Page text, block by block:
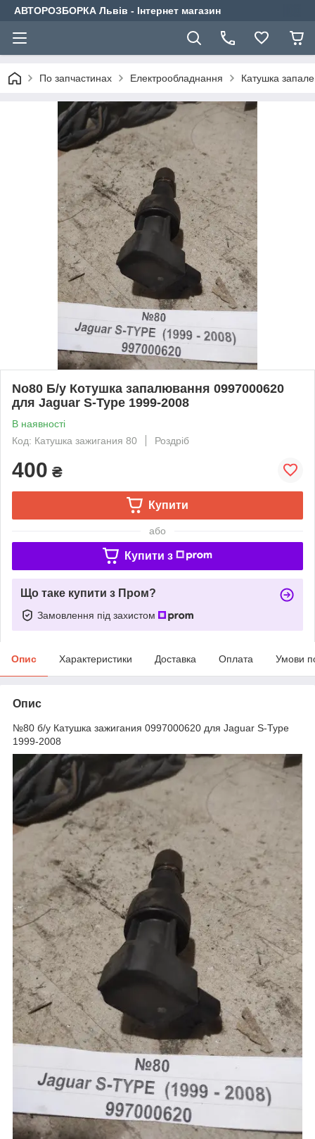
АВТОРОЗБОРКА Львів - Інтернет магазин
По запчастинах Електрообладнання Катушка
No80 Б/у Котушка запалювання 0997000620
для Jaguar S-Type 1999-2008
В наявності
Код: Катушка зажигания 80
Роздріб
400 ₴
Купити
або
Купити з
Що таке купити з Пром?
Замовлення під захистом
Опис Характеристики Доставка Оплата Умови
Опис
№80 б/у Катушка зажигания 0997000620 для Jaguar S-Type
1999-2008